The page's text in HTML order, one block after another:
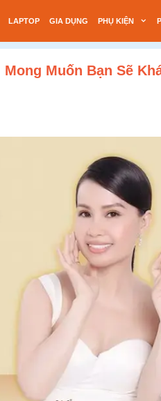
LAPTOP GIA DỤNG PHỤ KIỆN
Muốn Bạn Sẽ